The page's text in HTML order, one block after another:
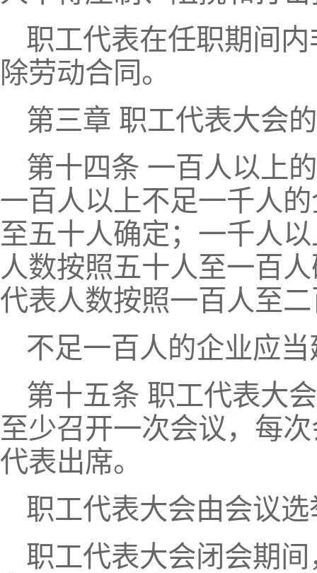
职工代表在任职期间
除劳动合同。
第三章 职工代表大会
第十四条 一百人以上
一百人以上不足一千人
至五十人确定；一千人
人数按照五十人至一百
代表人数按照一百人至
不足一百人的企业应
第十五条 职工代表大
至少召开一次会议，每
代表出席。
职工代表大会由会议
职工代表大会闭会期